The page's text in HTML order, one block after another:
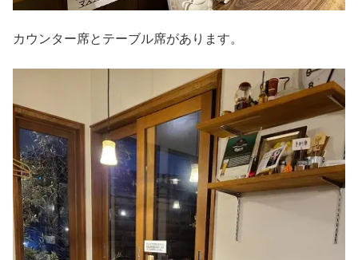
カウンター席とテーブル席があります。